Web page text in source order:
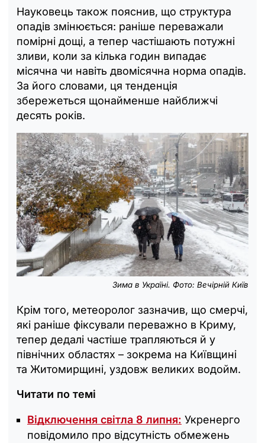
Науковець також пояснив, що структура
опадів змінюється: раніше переважали
помірні дощі, а тепер частішають потужні
зливи, коли за кілька годин випадає
місячна чи навіть двомісячна норма опадів.
За його словами, ця тенденція
збережеться щонайменше найближчі
десять років.
Зима в Україні. Фото: Вечірній Київ
Крім того, метеоролог зазначив, що смерчі,
які раніше фіксували переважно в Криму,
тепер дедалі частіше трапляються й у
північних областях – зокрема на Київщині
та Житомирщині, уздовж великих водойм.
Читати по темі
Відключення світла 8 липня: Укренерго
повідомило про відсутність обмежень